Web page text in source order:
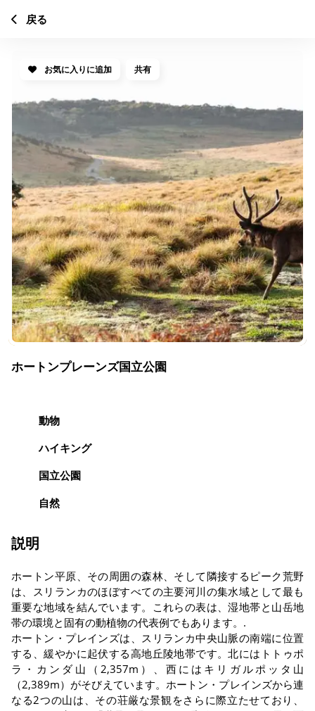
お気に入りに追加 共有
ホートンプレーンズ国立公園
動物
ハイキング
国立公園
自然
説明
ホートン平原、その周囲の森林、そして隣接するピーク荒野
は、スリランカのほぼすべての主要河川の集水域として最も
重要な地域を結んでいます。これらの表は、湿地帯と山岳地
帯の環境と固有の動植物の代表例でもあります。.
ホートン・プレインズは、スリランカ中央山脈の南端に位置
する、緩やかに起伏する高地丘陵地帯です。北にはトトゥポ
ラ・カンダ山（2,357m）、西にはキリガルポッタ山
（2,389m）がそびえています。ホートン・プレインズから連
なる2つの山は、その荘厳な景観をさらに際立たせており、
戻る